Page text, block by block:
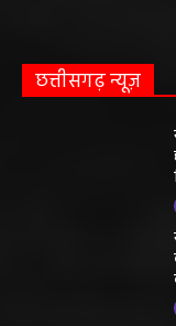
छत्तीसगढ़ न्यूज़